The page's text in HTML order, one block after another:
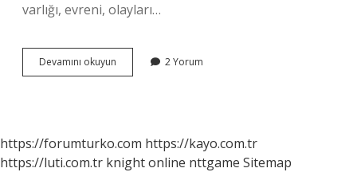
varlığı, evreni, olayları…
Devamını okuyun Felsefenin
En
2 Yorum
https://forumturko.com https://kayo.com.tr
https://luti.com.tr knight online nttgame Sitemap